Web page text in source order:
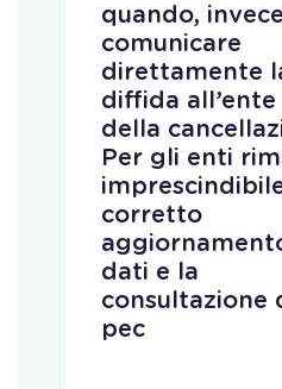
quando,
comunicare
direttamente
diffida
della
Per gli enti
corretto
dati e la
consultazione
pec